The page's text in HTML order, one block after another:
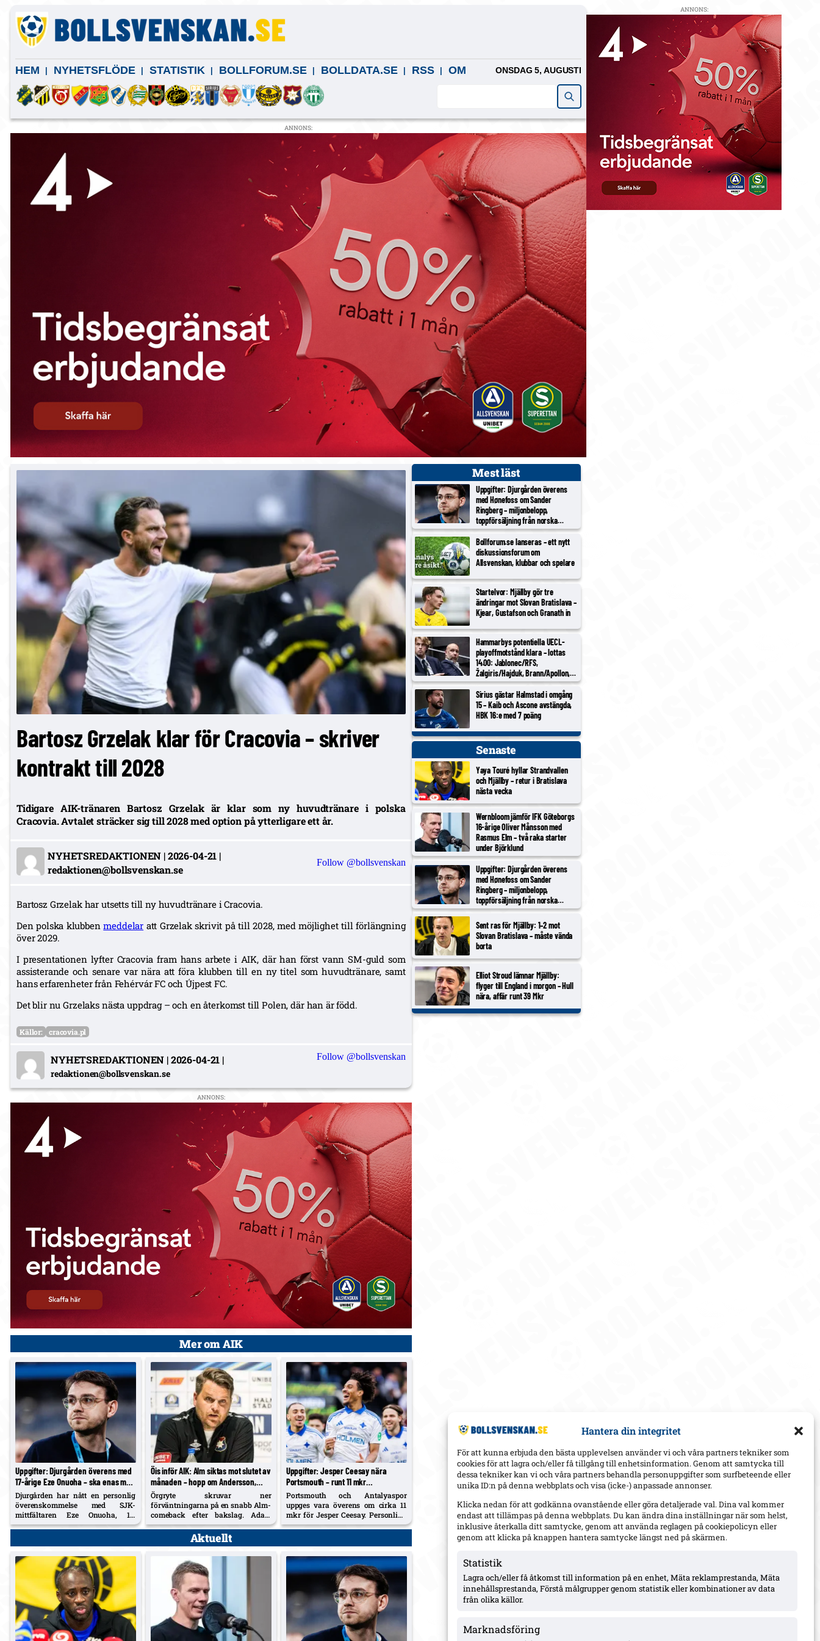
Hantera din integritet
För att kunna erbjuda den bästa upplevelsen använder vi och våra partners tekniker som
cookies för att lagra och/eller få tillgång till enhetsinformation. Genom att samtycka till
dessa tekniker kan vi och våra partners behandla personuppgifter som surfbeteende eller
unika ID:n på denna webbplats och visa (icke-) anpassade annonser.
Klicka nedan för att godkänna ovanstående eller göra detaljerade val. Dina val kommer
endast att tillämpas på denna webbplats. Du kan ändra dina inställningar när som helst,
inklusive återkalla ditt samtycke, genom att använda reglagen på cookiepolicyn eller
genom att klicka på knappen hantera samtycke längst ned på skärmen.
Statistik
Lagra och/eller få åtkomst till information på en enhet, Mäta reklamprestanda, Mäta
innehållsprestanda, Förstå målgrupper genom statistik eller kombinationer av data
från olika källor.
Marknadsföring
HEM NYHETSFLÖDE STATISTIK BOLLFORUM.SE BOLLDATA.SE RSS OM ONSDAG 5, AUGUSTI
ANNONS:
Bartosz Grzelak klar för Cracovia – skriver
kontrakt till 2028
Tidigare AIK-tränaren Bartosz Grzelak är klar som ny huvudtränare i polska
Cracovia. Avtalet sträcker sig till 2028 med option på ytterligare ett år.
NYHETSREDAKTIONEN |2026-04-21 |
redaktionen@bollsvenskan.se
Follow @bollsvenskan
Bartosz Grzelak har utsetts till ny huvudtränare i Cracovia.
Den polska klubbenmeddelar att Grzelak skrivit på till 2028, med möjlighet till förlängning
över 2029.
I presentationen lyfter Cracovia fram hans arbete i AIK, där han först vann SM-guld som
assisterande och senare var nära att föra klubben till en ny titel som huvudtränare, samt
hans erfarenheter från Fehérvár FC och Újpest FC.
Det blir nu Grzelaks nästa uppdrag – och en återkomst till Polen, där han är född.
Källor: cracovia.pl
NYHETSREDAKTIONEN |2026-04-21 |
redaktionen@bollsvenskan.se
Follow @bollsvenskan
ANNONS:
Mer om AIK
Uppgifter: Djurgården överens med
17-årige Eze Onuoha – ska enas med
SJK om övergångssumma
Djurgården har nått en personlig
överenskommelse med SJK-
mittfältaren Eze Onuoha, 17.
Klubb-till-klubb återstår – AIK har
Öis inför AIK: Alm siktas mot slutet av
månaden – hopp om Andersson,
inga risker tas
Örgryte skruvar ner
förväntningarna på en snabb Alm-
comeback efter bakslag. Adam
Andersson kan vara aktuell redan
på lördag, men Holmberg klargör
att Öis inte tar några risker.
Uppgifter: Jesper Ceesay nära
Portsmouth – runt 11 mkr
överenskommet, betalningsstruktur
återstår
Portsmouth och Antalyaspor
uppges vara överens om cirka 11
mkr för Jesper Ceesay. Personliga
villkoren klara; betalningsplanen
Aktuellt
Mest läst
Uppgifter: Djurgården överens
med Hønefoss om Sander
Ringberg – miljonbelopp,
toppförsäljning från norska
tredjeligan
Bollforum.se lanseras – ett nytt
diskussionsforum om
Allsvenskan, klubbar och spelare
Startelvor: Mjällby gör tre
ändringar mot Slovan Bratislava –
Kjear, Gustafson och Granath in
Hammarbys potentiella UECL-
playoffmotstånd klara – lottas
14.00: Jablonec/RFS,
Žalgiris/Hajduk, Brann/Apollon,
Inter Turku/Vaduz, Noah/Sion
Sirius gästar Halmstad i omgång
15 – Kaib och Ascone avstängda,
HBK 16:e med 7 poäng
Senaste
Yaya Touré hyllar Strandvallen
och Mjällby – retur i Bratislava
nästa vecka
Wernbloom jämför IFK Göteborgs
16-årige Oliver Månsson med
Rasmus Elm – två raka starter
under Björklund
Uppgifter: Djurgården överens
med Hønefoss om Sander
Ringberg – miljonbelopp,
toppförsäljning från norska
tredjeligan
Sent ras för Mjällby: 1–2 mot
Slovan Bratislava – måste vända
borta
Elliot Stroud lämnar Mjällby:
flyger till England i morgon – Hull
nära, affär runt 39 Mkr
ANNONS: